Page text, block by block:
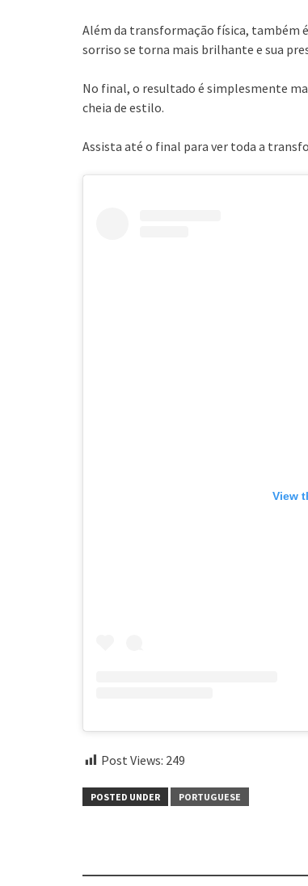
Além da transformação física, também
sorriso se torna mais brilhante e sua
No final, o resultado é simplesmente
cheia de estilo.
Assista até o final para ver toda a
View
Post Views: 249
POSTED UNDER PORTUGUESE